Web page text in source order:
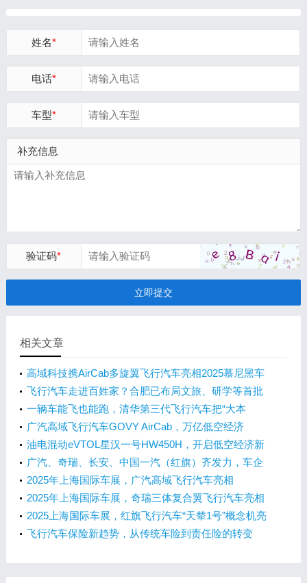
姓名*
电话*
车型*
补充信息
验证码*
立即提交
相关文章
高域科技携AirCab多旋翼飞行汽车亮相2025慕尼黑车
展
飞行汽车走进百姓家？合肥已布局文旅、研学等首批
场景
一辆车能飞也能跑，清华第三代飞行汽车把“大本
营”搬来合肥
广汽高域飞行汽车GOVY AirCab，万亿低空经济
的“新星”
油电混动eVTOL星汉一号HW450H，开启低空经济新
时代！
广汽、奇瑞、长安、中国一汽（红旗）齐发力，车企
如何抢滩飞行汽车市场？
2025年上海国际车展，广汽高域飞行汽车亮相
2025年上海国际车展，奇瑞三体复合翼飞行汽车亮相
2025上海国际车展，红旗飞行汽车“天辇1号”概念机亮
相
飞行汽车保险新趋势，从传统车险到责任险的转变